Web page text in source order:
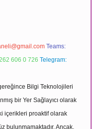
Teams:
606 0 726 Telegram:
Bilgi Teknolojileri
bir Yer Sağlayıcı olarak
içerikleri proaktif olarak
bulunmamaktadır. Ancak,